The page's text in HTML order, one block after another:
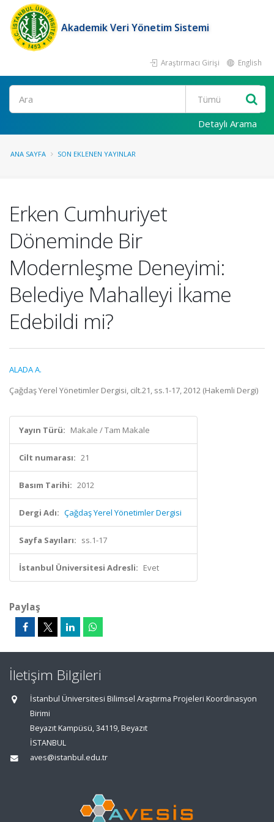
Akademik Veri Yönetim Sistemi
Araştırmacı Girişi English
Ara
Detaylı Arama
ANA SAYFA SON EKLENEN YAYINLAR
Erken Cumhuriyet
Döneminde Bir
Modernleşme Deneyimi:
Belediye Mahalleyi İkame
Edebildi mi?
ALADA A.
Çağdaş Yerel Yönetimler Dergisi, cilt.21, ss.1-17, 2012 (Hakemli Dergi)
Yayın Türü: Makale / Tam Makale
Cilt numarası: 21
Basım Tarihi: 2012
Dergi Adı: Çağdaş Yerel Yönetimler Dergisi
Sayfa Sayıları: ss.1-17
İstanbul Üniversitesi Adresli: Evet
Paylaş
İletişim Bilgileri
İstanbul Üniversitesi Bilimsel Araştırma Projeleri Koordinasyon
Birimi
Beyazıt Kampüsü, 34119, Beyazıt
İSTANBUL
aves@istanbul.edu.tr